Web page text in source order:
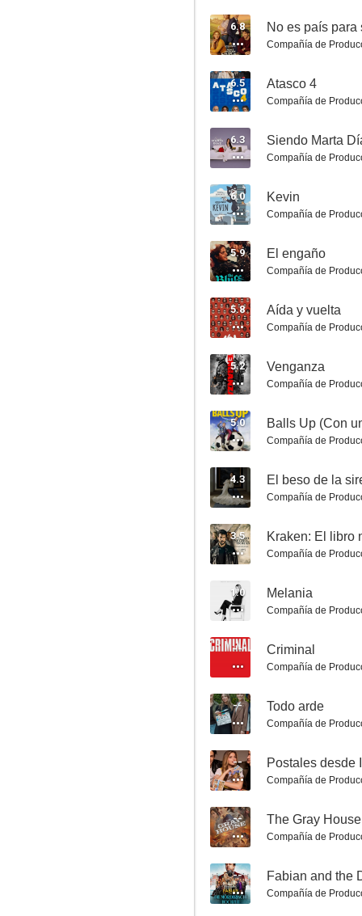
Cross
8.0
Desaparecidos
7.9
Gen V
7.8
Pequeñas coincidencias
6.8 No es país para
Compañía de
6.5 Atasco 4
Compañía de
6.3 Siendo Marta
Compañía de
6.0 Kevin
Compañía de
5.9 El engaño
Compañía de
5.8 Aída y vuelta
Compañía de
5.2 Venganza
Compañía de
5.0 Balls Up (Con
Compañía de
4.3 El beso de la
Compañía de
3.5 Kraken: El libro
Compañía de
1.0 Melania
Compañía de
-- Criminal
Compañía de
-- Todo arde
Compañía de
-- Postales desde
Compañía de
-- The Gray House
Compañía de
-- Fabian and the
Compañía de